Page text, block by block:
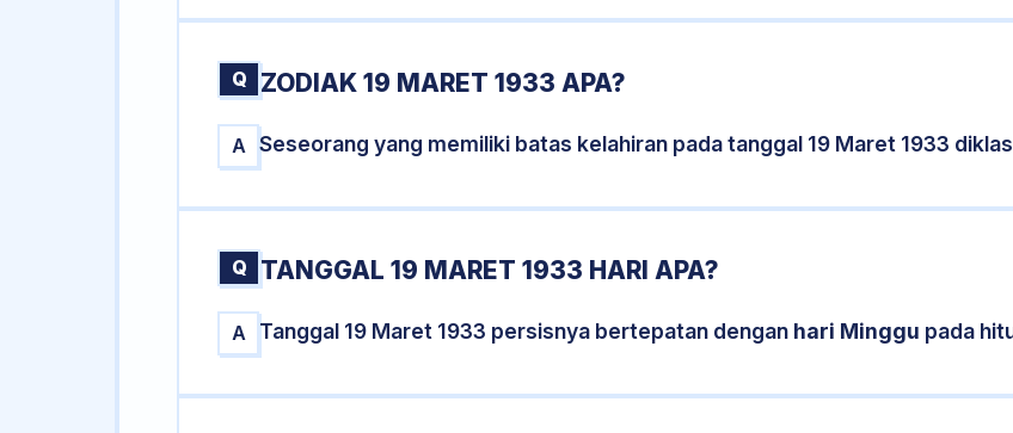
Q ZODIAK 19 MARET 1933 APA?
A Seseorang yang memiliki batas kelahiran pada tanggal 19 Maret 1933
Q TANGGAL 19 MARET 1933 HARI APA?
A Tanggal 19 Maret 1933 persisnya bertepatan dengan hari Minggu pada